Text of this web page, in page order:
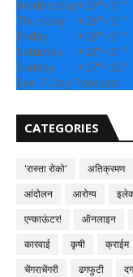
Wednesday+29°+21°
Thursday
+28°+21°
Friday
+28°+21°
Saturday
+28°+21°
Sunday
+27°+22°
See 7-Day Forecast
CATEGORIES
'रास्ता रोको' अतिक्रमण
आंदोलन
आरोग्य
एन्काऊंटर!
ऑनलाइन
कारवाई
कृषी क्राईम
चेंगराचेंगरी
ढगफुटी